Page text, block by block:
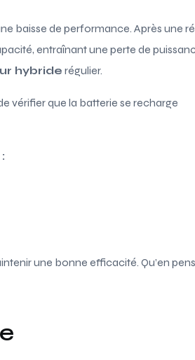
baisse de performance. Après une
entraînant une perte de
hybride régulier.
vérifier que la batterie se recharge
une bonne efficacité. Qu’en